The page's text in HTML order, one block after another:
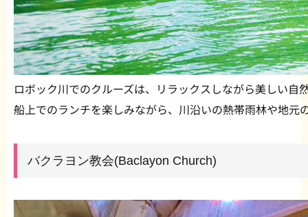
ロボック川でのクルーズは、リラックスしながら美しい自
船上でのランチを楽しみながら、川沿いの熱帯雨林や地元
バクラヨン教会(Baclayon Church)